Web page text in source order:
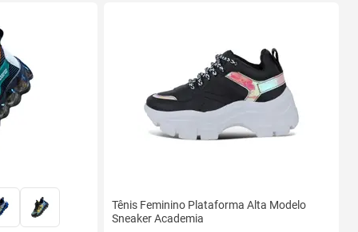
Tênis Feminino Plataforma Alta Modelo
Sneaker Academia